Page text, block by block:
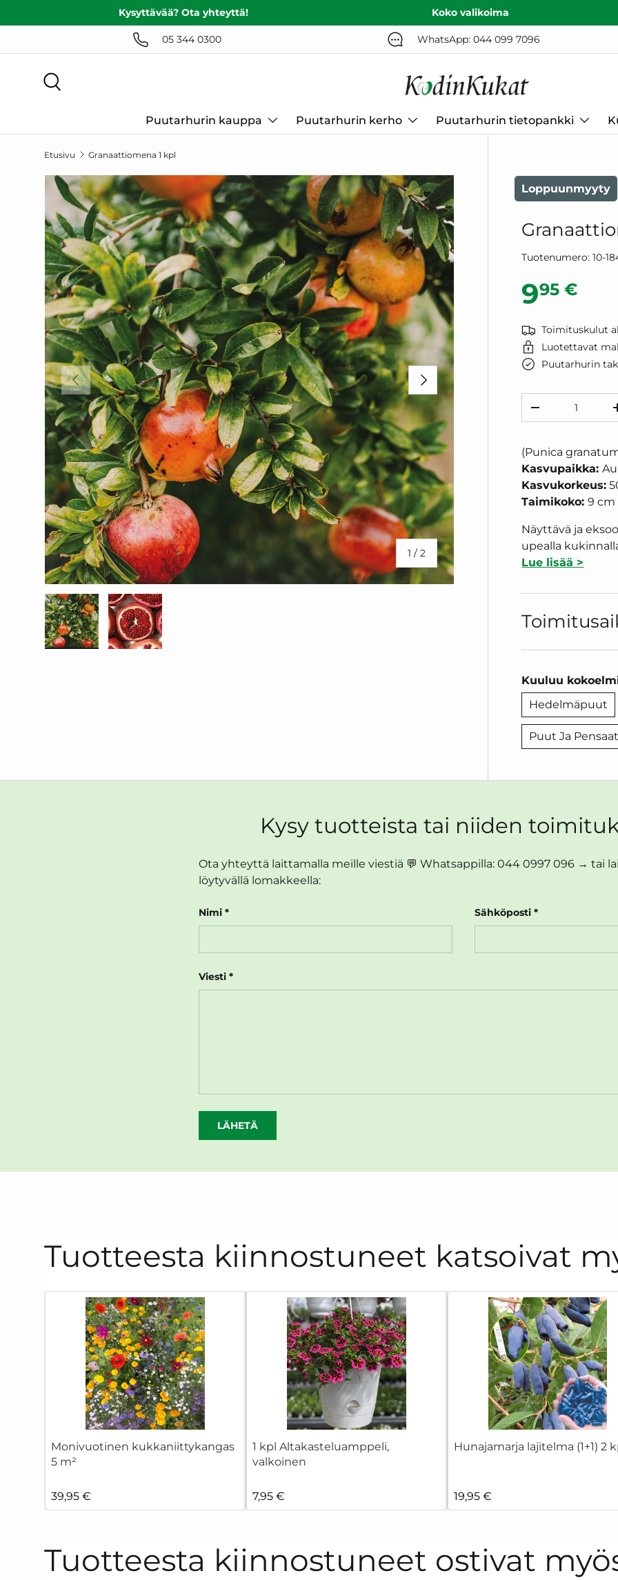
SIIRRY SISÄLTÖÖN
Kysyttävää? Ota yhteyttä! Koko valikoima
05 344 0300 WhatsApp: 044 099 7096
Puutarhurin kauppa Puutarhurin kerho Puutarhurin tietopankki
Etusivu Granaattiomena 1 kpl
SIIRRY TUOTETIETOIHIN
EDELLINEN
1 //2
SEURAAVA
Loppuunmyyty
Tuotenumero: 10-
995 €
Toimituskulut
Luotettavat
Puutarhurin
VÄHENNÄ
(Punica
Kasvupaikka:
Kasvukorkeus:
Taimikoko:9
Näyttävä ja
upealla
Lue lisää >
Kuuluu
Hedelmäpuut
Puut Ja Pensaat
Kysy tuotteista tai niiden
Ota yhteyttä laittamalla meille viestiä 💬 Whatsappilla: 044 0997 096 → tai
löytyvällä lomakkeella:
Nimi Sähköposti
Viesti
LÄHETÄ
Tuotteesta kiinnostuneet katsoivat
Monivuotinen kukkaniittykangas
5 m²
39,95 €
1 kpl Altakasteluamppeli,
valkoinen
7,95 €
Hunajamarja lajitelma (1+1) 2
19,95 €
Tuotteesta kiinnostuneet ostivat